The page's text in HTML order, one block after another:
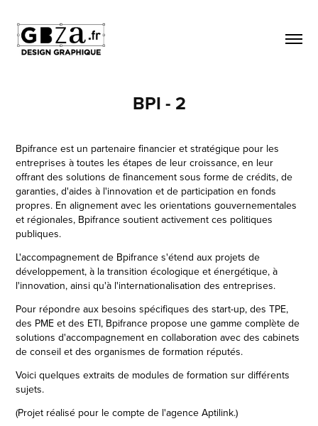
BPI - 2
Bpifrance est un partenaire financier et stratégique pour les
entreprises à toutes les étapes de leur croissance, en leur
offrant des solutions de financement sous forme de crédits, de
garanties, d'aides à l'innovation et de participation en fonds
propres. En alignement avec les orientations gouvernementales
et régionales, Bpifrance soutient activement ces politiques
publiques.
L'accompagnement de Bpifrance s'étend aux projets de
développement, à la transition écologique et énergétique, à
l'innovation, ainsi qu'à l'internationalisation des entreprises.
Pour répondre aux besoins spécifiques des start-up, des TPE,
des PME et des ETI, Bpifrance propose une gamme complète de
solutions d'accompagnement en collaboration avec des cabinets
de conseil et des organismes de formation réputés.
Voici quelques extraits de modules de formation sur différents
sujets.
(Projet réalisé pour le compte de l'agence Aptilink.)